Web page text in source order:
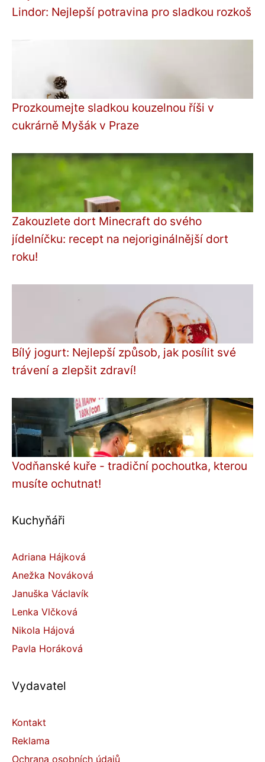
Lindor: Nejlepší potravina pro sladkou rozkoš
Prozkoumejte sladkou kouzelnou říši v
cukrárně Myšák v Praze
Zakouzlete dort Minecraft do svého
jídelníčku: recept na nejoriginálnější dort
roku!
Bílý jogurt: Nejlepší způsob, jak posílit své
trávení a zlepšit zdraví!
Vodňanské kuře - tradiční pochoutka, kterou
musíte ochutnat!
Kuchyňáři
Adriana Hájková
Anežka Nováková
Januška Václavík
Lenka Vlčková
Nikola Hájová
Pavla Horáková
Vydavatel
Kontakt
Reklama
Ochrana osobních údajů